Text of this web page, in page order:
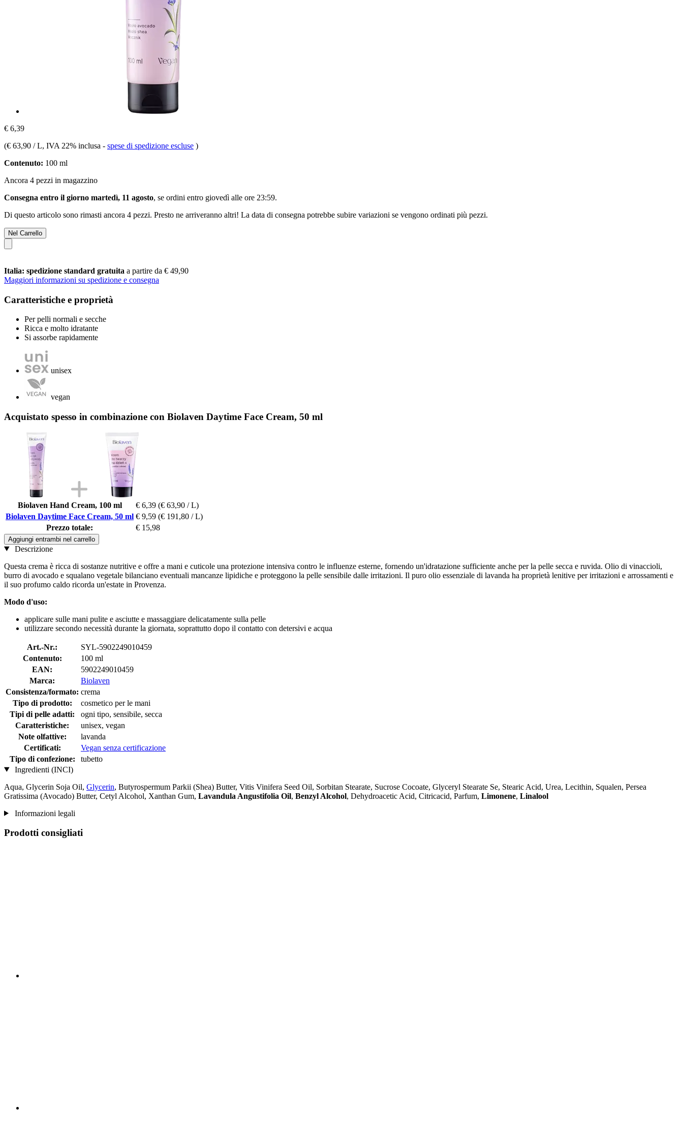
€ 6,39
(€ 63,90 / L, IVA 22% inclusa - spese di spedizione escluse )
Contenuto: 100 ml
Ancora 4 pezzi in magazzino
Consegna entro il giorno martedì, 11 agosto, se ordini entro giovedì alle ore 23:59.
Di questo articolo sono rimasti ancora 4 pezzi. Presto ne arriveranno altri! La data di consegna potrebbe subire variazioni se vengono ordinati più pezzi.
Nel Carrello
Italia: spedizione standard gratuita a partire da € 49,90
Maggiori informazioni su spedizione e consegna
Caratteristiche e proprietà
Per pelli normali e secche
Ricca e molto idratante
Si assorbe rapidamente
unisex
vegan
Acquistato spesso in combinazione con Biolaven Daytime Face Cream, 50 ml
Biolaven Hand Cream, 100 ml € 6,39 (€ 63,90 / L)
Biolaven Daytime Face Cream, 50 ml € 9,59 (€ 191,80 / L)
Prezzo totale:
€ 15,98
Aggiungi entrambi nel carrello
Descrizione
Questa crema è ricca di sostanze nutritive e offre a mani e cuticole una protezione intensiva contro le influenze esterne, fornendo un'idratazione sufficiente anche per la pelle secca e ruvida. Olio di vinaccioli,
burro di avocado e squalano vegetale bilanciano eventuali mancanze lipidiche e proteggono la pelle sensibile dalle irritazioni. Il puro olio essenziale di lavanda ha proprietà lenitive per irritazioni e arrossamenti e
il suo profumo caldo ricorda un'estate in Provenza.
Modo d'uso:
applicare sulle mani pulite e asciutte e massaggiare delicatamente sulla pelle
utilizzare secondo necessità durante la giornata, soprattutto dopo il contatto con detersivi e acqua
Art.-Nr.:
SYL-5902249010459
Contenuto:
100 ml
EAN:
5902249010459
Marca:
Biolaven
Consistenza/formato: crema
Tipo di prodotto:
cosmetico per le mani
Tipi di pelle adatti:
ogni tipo, sensibile, secca
Caratteristiche:
unisex, vegan
Note olfattive:
lavanda
Certificati:
Vegan senza certificazione
Tipo di confezione:
tubetto
Ingredienti (INCI)
Aqua, Glycerin Soja Oil, Glycerin, Butyrospermum Parkii (Shea) Butter, Vitis Vinifera Seed Oil, Sorbitan Stearate, Sucrose Cocoate, Glyceryl Stearate Se, Stearic Acid, Urea, Lecithin, Squalen, Persea
Gratissima (Avocado) Butter, Cetyl Alcohol, Xanthan Gum, Lavandula Angustifolia Oil, Benzyl Alcohol, Dehydroacetic Acid, Citricacid, Parfum, Limonene, Linalool
Informazioni legali
Prodotti consigliati